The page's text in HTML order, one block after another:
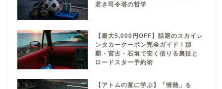
若き司令塔の哲学
【最大5,000円OFF】話題のスカイレ
ンタカークーポン完全ガイド！那
覇・宮古・石垣で安く借りる裏技と
ロードスター予約術
【アトムの童に学ぶ】「情熱」を